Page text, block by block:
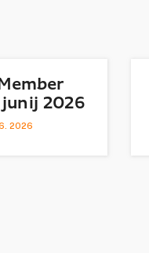
2026
2026